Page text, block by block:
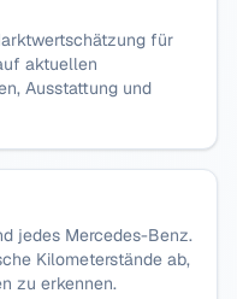
für
aktuellen
Ausstattung und
jedes Mercedes-Benz.
Kilometerstände ab,
zu erkennen.